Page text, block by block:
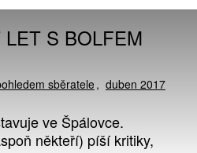
LET S BOLFEM
sběratele duben 2017
ve Špálovce.
někteří) píší kritiky,